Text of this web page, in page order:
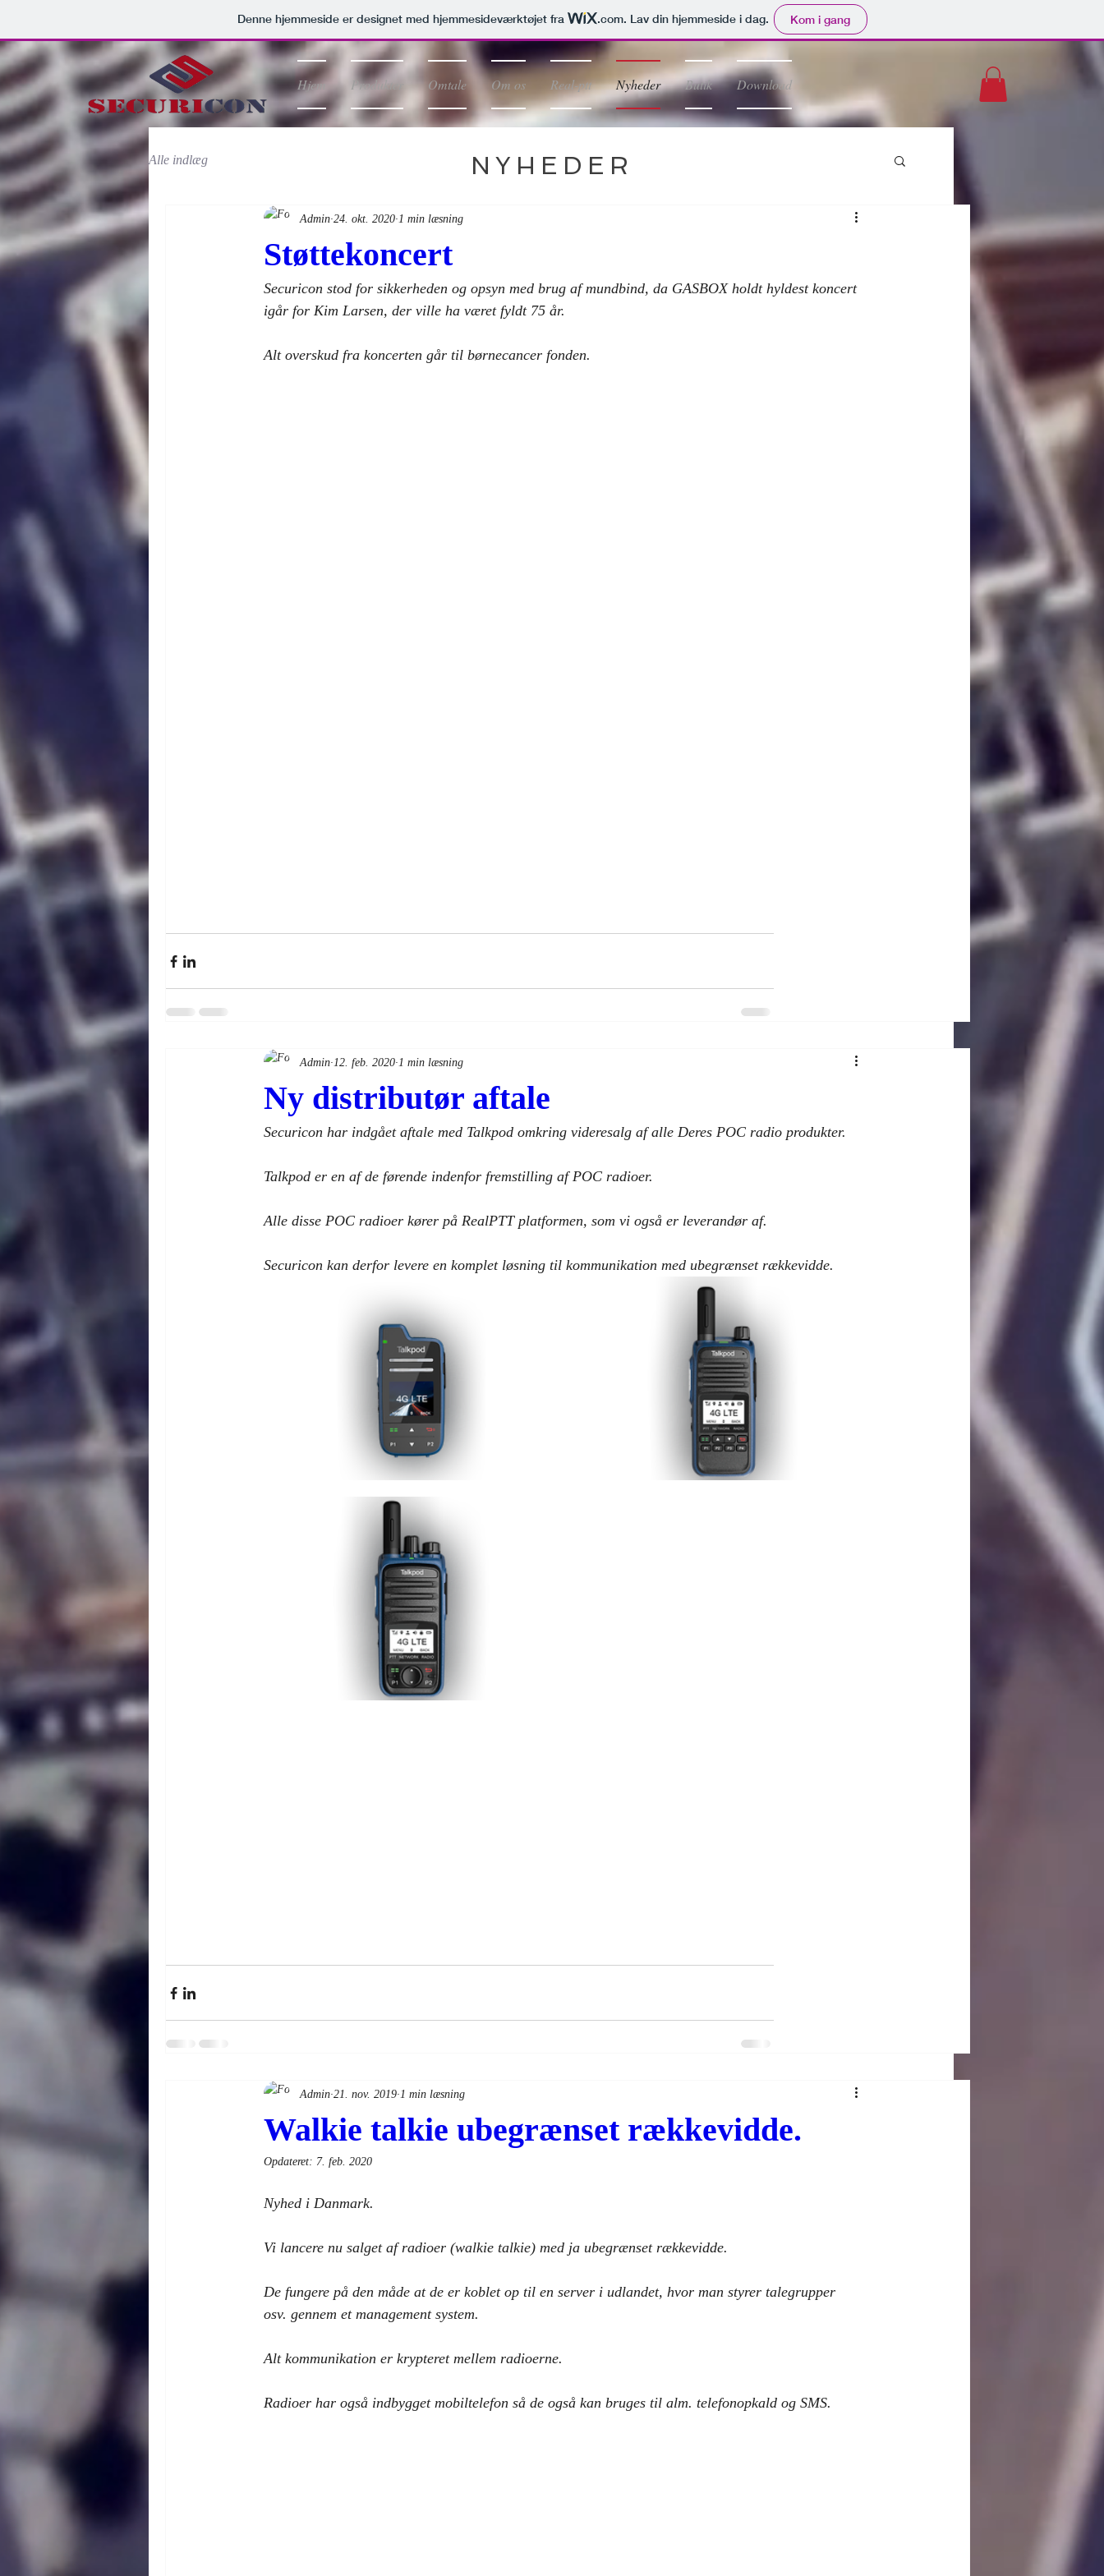
Denne hjemmeside er designet med hjemmesideværktøjet fra .com. Lav din hjemmeside i dag. Kom i gang
Hjem Produkter Omtale Om os Real-ptt Nyheder Butik Download
Alle indlæg
Støttekoncert
Admin 24. okt. 2020 1 min læsning
Securicon stod for sikkerheden og opsyn med brug af mundbind, da GASBOX holdt hyldest koncert
igår for Kim Larsen, der ville ha været fyldt 75 år.
Alt overskud fra koncerten går til børnecancer fonden.
Ny distributør aftale
Admin 12. feb. 2020 1 min læsning
Securicon har indgået aftale med Talkpod omkring videresalg af alle Deres POC radio produkter.
Talkpod er en af de førende indenfor fremstilling af POC radioer.
Alle disse POC radioer kører på RealPTT platformen, som vi også er leverandør af.
Securicon kan derfor levere en komplet løsning til kommunikation med ubegrænset rækkevidde.
Walkie talkie ubegrænset rækkevidde.
Admin 21. nov. 2019 1 min læsning
Opdateret: 7. feb. 2020
Nyhed i Danmark.
Vi lancere nu salget af radioer (walkie talkie) med ja ubegrænset rækkevidde.
De fungere på den måde at de er koblet op til en server i udlandet, hvor man styrer talegrupper
osv. gennem et management system.
Alt kommunikation er krypteret mellem radioerne.
Radioer har også indbygget mobiltelefon så de også kan bruges til alm. telefonopkald og SMS.
NYHEDER